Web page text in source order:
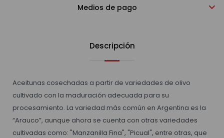
Medios de pago
Descripción
Aceitunas cosechadas a partir de variedades de olivo
cultivado con la maduración adecuada para su
procesamiento. La variedad más común en Argentina es la
“Arauco”, aunque ahora se cuenta con otras variedades
cultivadas como: "Manzanilla Fina", "Picual", entre otras, que